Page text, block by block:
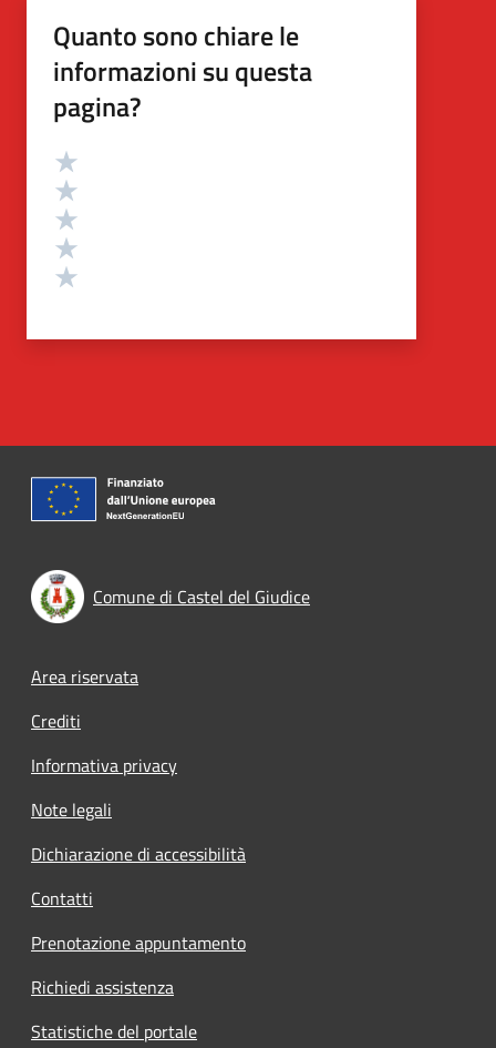
Quanto sono chiare le
informazioni su questa
pagina?
Valutazione
Comune di Castel del Giudice
Footer menu
Area riservata
Crediti
Informativa privacy
Note legali
Dichiarazione di accessibilità
Contatti
Prenotazione appuntamento
Richiedi assistenza
Statistiche del portale